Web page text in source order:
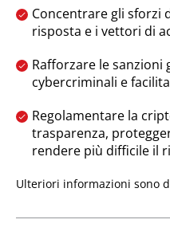
Concentrare gli sforzi
risposta e i vettori di
Rafforzare le sanzioni
cybercriminali e
Regolamentare la
trasparenza,
rendere più difficile il
Ulteriori informazioni sono